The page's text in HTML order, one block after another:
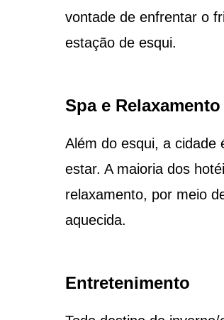
vontade de enfrentar o
estação de esqui.
Spa e Relaxamento
Além do esqui, a cidade
estar. A maioria dos
relaxamento, por meio
aquecida.
Entretenimento